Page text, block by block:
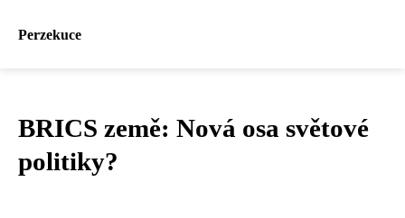
Perzekuce
BRICS země: Nová osa světové
politiky?